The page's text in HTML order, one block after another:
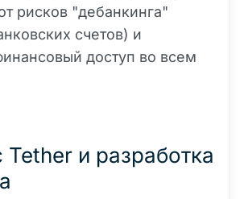
рисков "дебанкинга"
счетов) и
доступ во всем
Tether и разработка